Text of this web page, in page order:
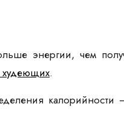
энергии, чем
худеющих.
калорийности